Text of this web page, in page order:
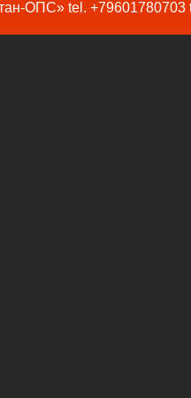
ОПС» tel. +79601780703